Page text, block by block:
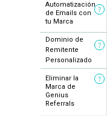
Automatización
de Emails con
tu Marca
Dominio de
Remitente
Personalizado
Eliminar la
Marca de
Genius
Referrals